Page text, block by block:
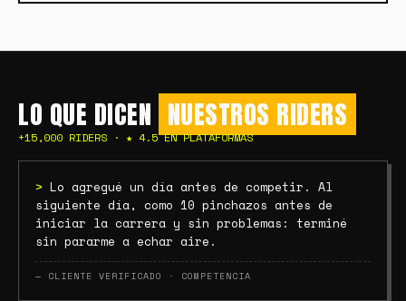
LO QUE DICEN NUESTROS RIDERS
+15,000 RIDERS · ★ 4.5 EN PLATAFORMAS
> Lo agregué un día antes de competir. Al
siguiente día, como 10 pinchazos antes de
iniciar la carrera y sin problemas: terminé
sin pararme a echar aire.
— CLIENTE VERIFICADO · COMPETENCIA